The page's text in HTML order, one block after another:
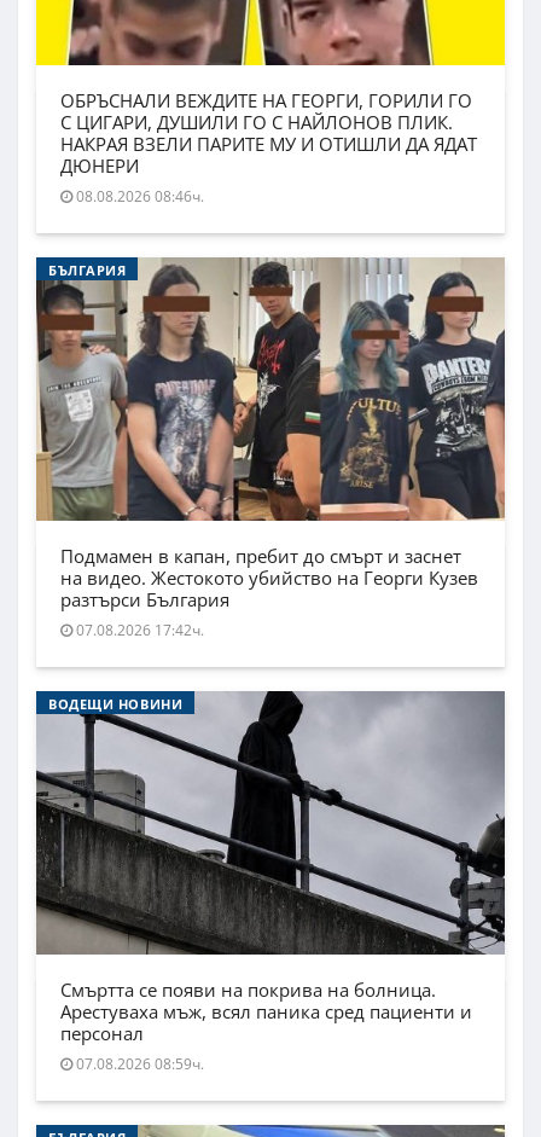
ОБРЪСНАЛИ ВЕЖДИТЕ НА ГЕОРГИ, ГОРИЛИ ГО
С ЦИГАРИ, ДУШИЛИ ГО С НАЙЛОНОВ ПЛИК.
НАКРАЯ ВЗЕЛИ ПАРИТЕ МУ И ОТИШЛИ ДА ЯДАТ
ДЮНЕРИ
08.08.2026 08:46ч.
БЪЛГАРИЯ
Подмамен в капан, пребит до смърт и заснет
на видео. Жестокото убийство на Георги Кузев
разтърси България
07.08.2026 17:42ч.
ВОДЕЩИ НОВИНИ
Смъртта се появи на покрива на болница.
Арестуваха мъж, всял паника сред пациенти и
персонал
07.08.2026 08:59ч.